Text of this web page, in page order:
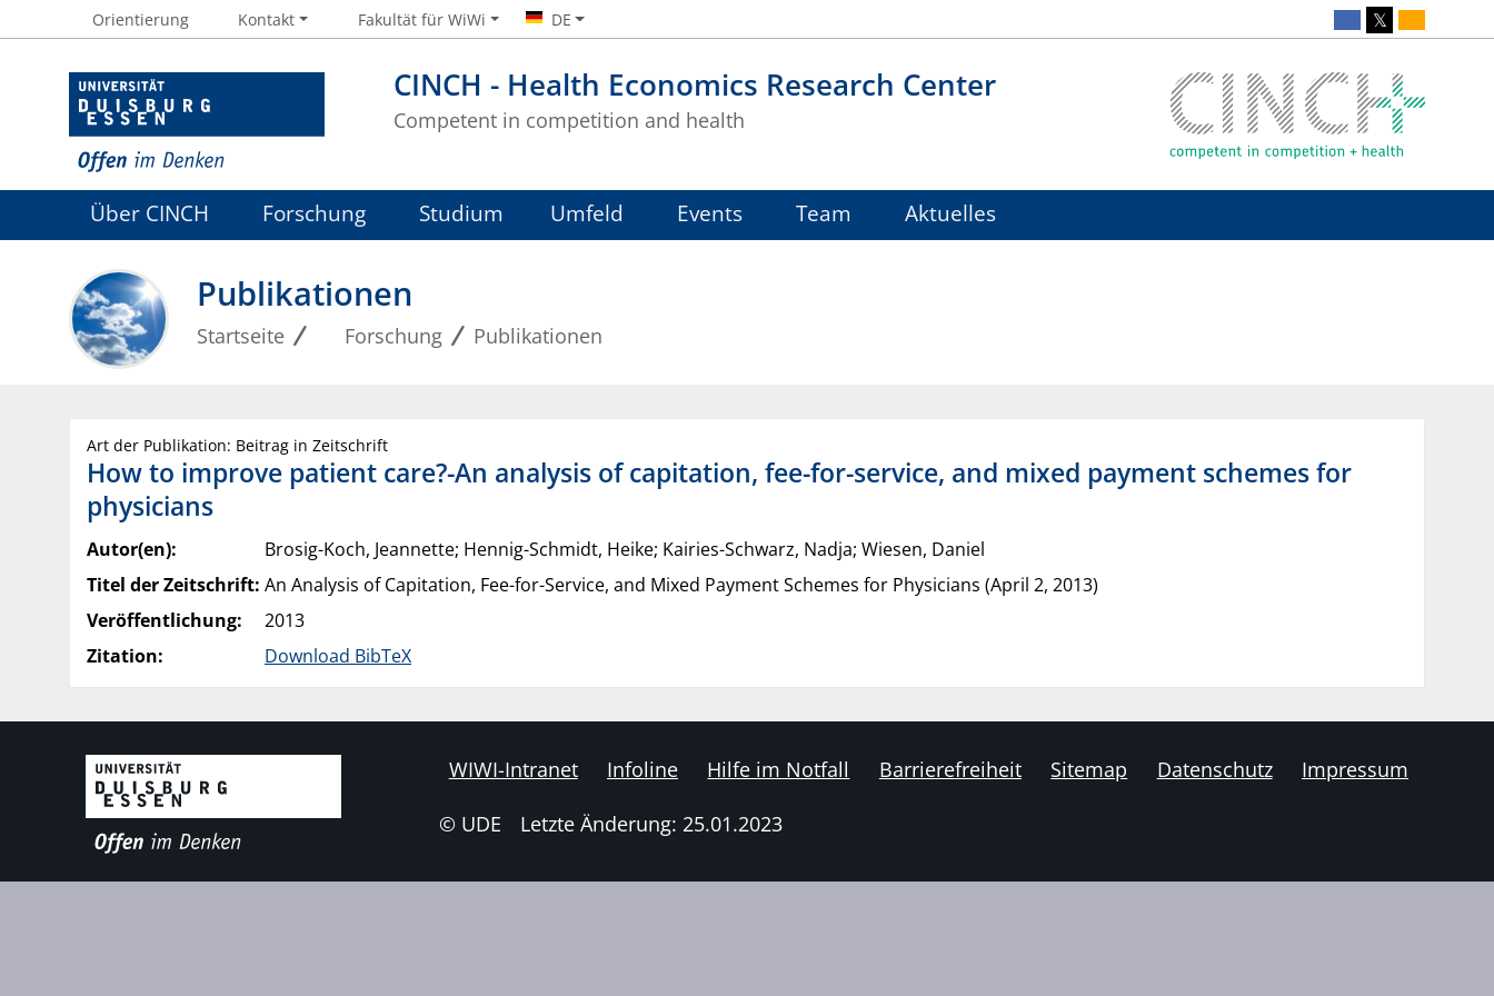
CINCH - Health Economics Research Center
Competent in competition and health
Orientierung Kontakt Fakultät für WiWi DE
Über CINCH Forschung Studium Umfeld Events Team Aktuelles
Publikationen
Startseite Forschung Publikationen
Art der Publikation: Beitrag in Zeitschrift
How to improve patient care?-An analysis of capitation, fee-for-service, and mixed payment schemes for
physicians
Autor(en):
Brosig-Koch, Jeannette; Hennig-Schmidt, Heike; Kairies-Schwarz, Nadja; Wiesen, Daniel
Titel der Zeitschrift: An Analysis of Capitation, Fee-for-Service, and Mixed Payment Schemes for Physicians (April 2, 2013)
Veröffentlichung:
2013
Zitation:
Download BibTeX
WIWI-Intranet Infoline Hilfe im Notfall Barrierefreiheit Sitemap Datenschutz Impressum
© UDE Letzte Änderung: 25.01.2023